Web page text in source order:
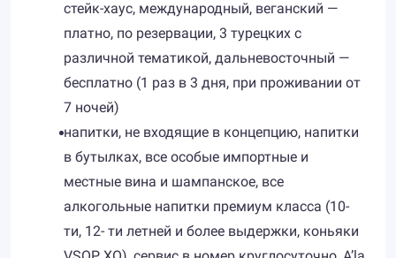
стейк-хаус, международный, веганский —
платно, по резервации, 3 турецких с
различной тематикой, дальневосточный —
бесплатно (1 раз в 3 дня, при проживании от
7 ночей)
напитки, не входящие в концепцию, напитки
в бутылках, все особые импортные и
местные вина и шампанское, все
алкогольные напитки премиум класса (10-
ти, 12- ти летней и более выдержки, коньяки